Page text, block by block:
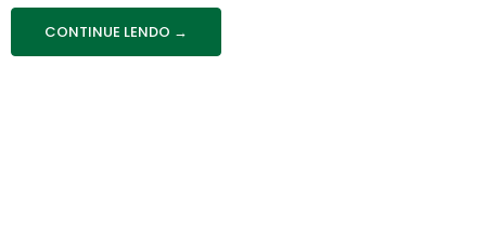
CONTINUE LENDO →